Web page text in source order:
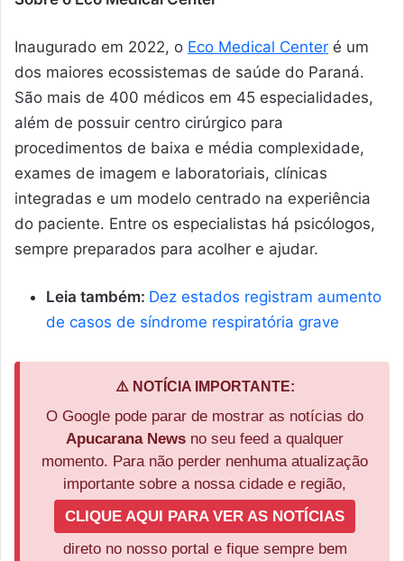
Inaugurado em 2022, o Eco Medical Center é um
dos maiores ecossistemas de saúde do Paraná.
São mais de 400 médicos em 45 especialidades,
além de possuir centro cirúrgico para
procedimentos de baixa e média complexidade,
exames de imagem e laboratoriais, clínicas
integradas e um modelo centrado na experiência
do paciente. Entre os especialistas há psicólogos,
sempre preparados para acolher e ajudar.
Leia também: Dez estados registram aumento
de casos de síndrome respiratória grave
⚠️ NOTÍCIA IMPORTANTE:
O Google pode parar de mostrar as notícias do
Apucarana News no seu feed a qualquer
momento. Para não perder nenhuma atualização
importante sobre a nossa cidade e região,
CLIQUE AQUI PARA VER AS NOTÍCIAS
direto no nosso portal e fique sempre bem